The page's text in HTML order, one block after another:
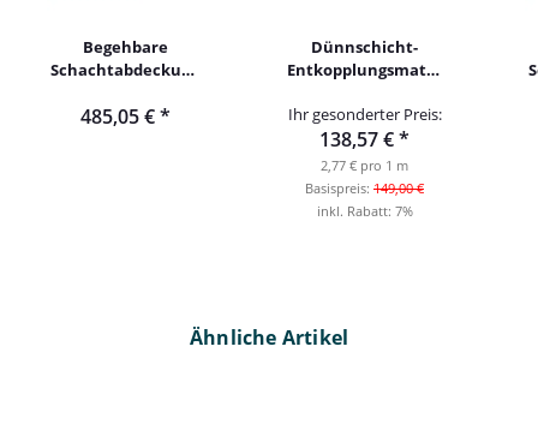
Begehbare
Schachtabdeckung
60x60cm
485,05 €*
Dünnschicht-
Entkopplungsmatte
m × 1 m, 0,8 mm,
Innenbereich
Ihr gesonderter Preis:
138,57 €*
2,77 € pro 1 m
Basispreis: 149,00 €
inkl. Rabatt: 7%
Ähnliche Artikel